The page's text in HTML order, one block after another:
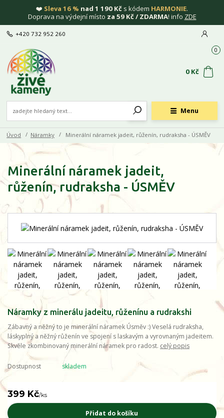
❤️ Sleva 16 % nad 1 190 Kč s kódem HARMONIE.
Doprava na výdejní místo za 59 Kč / ZDARMA! info ZDE
Menu
+420 732 952 260
0
0 Kč
Úvod Náramky Minerální náramek jadeit, růženín, rudraksha - ÚSMĚV
Minerální náramek jadeit,
růženín, rudraksha - ÚSMĚV
Náramky z minerálu jadeitu, růženínu a rudrakshi
Zábavný a něžný to je minerální náramek Úsměv :) Veselá rudraksha,
láskyplný a něžný růženín ve spojení s laskavým a vyrovnaným jadeitem.
Skvěle zkombinovaný minerální náramek pro radost. celý popis
Dostupnost skladem
399 Kč/ks
Přidat do košíku